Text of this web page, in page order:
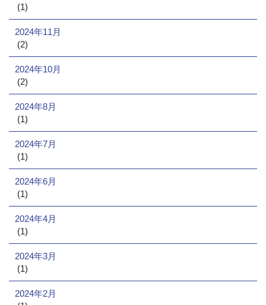
(1)
2024年11月
(2)
2024年10月
(2)
2024年8月
(1)
2024年7月
(1)
2024年6月
(1)
2024年4月
(1)
2024年3月
(1)
2024年2月